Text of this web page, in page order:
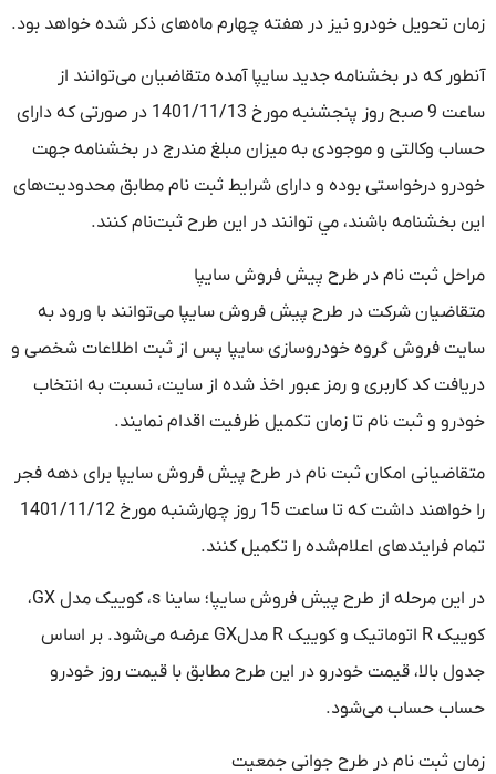
زمان تحویل خودرو نیز در هفته چهارم ماه‌های ذکر شده خواهد بود.
آنطور که در بخشنامه جدید سایپا آمده متقاضيان می‌توانند از
ساعت 9 صبح روز پنجشنبه مورخ 1401/11/13 در صورتی که دارای
حساب وکالتی و موجودی به ميزان مبلغ مندرج در بخشنامه جهت
خودرو درخواستی بوده و دارای شرايط ثبت نام مطابق محدوديت‌های
اين بخشنامه باشند، مي توانند در این طرح ثبت‌نام کنند.
مراحل ثبت نام در طرح پیش فروش سایپا
متقاضیان شرکت در طرح پیش فروش سایپا می‌توانند با ورود به
سايت فروش گروه خودروسازی سايپا پس از ثبت اطلاعات شخصی و
دريافت کد کاربری و رمز عبور اخذ شده از سايت، نسبت به انتخاب
خودرو و ثبت نام تا زمان تکمیل ظرفیت اقدام نمايند.
متقاضيانی امکان ثبت نام در طرح پیش فروش سایپا برای دهه فجر
را خواهند داشت که تا ساعت 15 روز چهارشنبه مورخ 1401/11/12
تمام فرايندهای اعلام‌شده را تکميل کنند.
در این مرحله از طرح پیش فروش سایپا؛ ساینا s، کوییک مدل GX،
کوییک R اتوماتیک و کوییک R مدلGX عرضه می‌شود. بر اساس
جدول بالا، قیمت خودرو در این طرح مطابق با قیمت روز خودرو
حساب حساب می‌شود.
زمان ثبت نام در طرح جوانی جمعیت